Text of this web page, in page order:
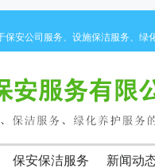
安公司服务、设施保洁服务、绿
保安保洁服务 新闻动